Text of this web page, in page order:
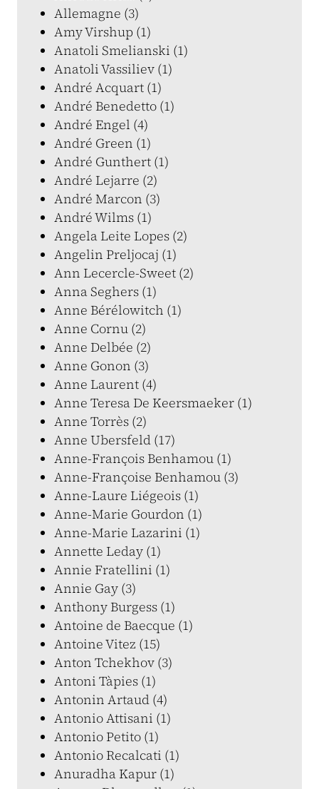
Allemagne (3)
Amy Virshup (1)
Anatoli Smelianski (1)
Anatoli Vassiliev (1)
André Acquart (1)
André Benedetto (1)
André Engel (4)
André Green (1)
André Gunthert (1)
André Lejarre (2)
André Marcon (3)
André Wilms (1)
Angela Leite Lopes (2)
Angelin Preljocaj (1)
Ann Lecercle-Sweet (2)
Anna Seghers (1)
Anne Bérélowitch (1)
Anne Cornu (2)
Anne Delbée (2)
Anne Gonon (3)
Anne Laurent (4)
Anne Teresa De Keersmaeker (1)
Anne Torrès (2)
Anne Ubersfeld (17)
Anne-François Benhamou (1)
Anne-Françoise Benhamou (3)
Anne-Laure Liégeois (1)
Anne-Marie Gourdon (1)
Anne-Marie Lazarini (1)
Annette Leday (1)
Annie Fratellini (1)
Annie Gay (3)
Anthony Burgess (1)
Antoine de Baecque (1)
Antoine Vitez (15)
Anton Tchekhov (3)
Antoni Tàpies (1)
Antonin Artaud (4)
Antonio Attisani (1)
Antonio Petito (1)
Antonio Recalcati (1)
Anuradha Kapur (1)